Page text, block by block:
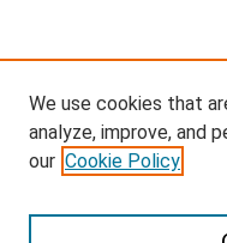
We use cookies that
analyze, improve, and
our Cookie Policy